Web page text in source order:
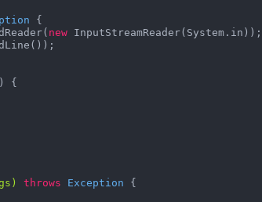
{
new InputStreamReader(System.in));
{
throws Exception {